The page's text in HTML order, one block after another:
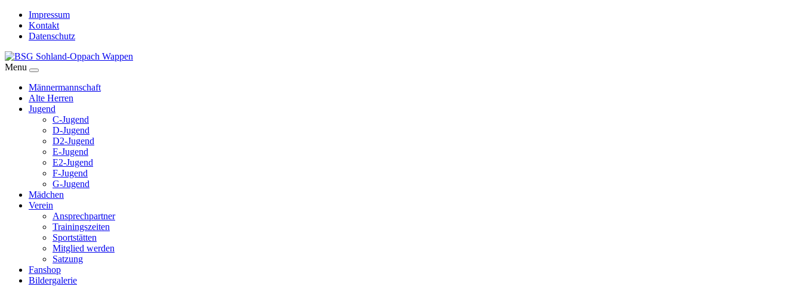
Impressum
Kontakt
Datenschutz
Menu
Männermannschaft
Alte Herren
Jugend
C-Jugend
D-Jugend
D2-Jugend
E-Jugend
E2-Jugend
F-Jugend
G-Jugend
Mädchen
Verein
Ansprechpartner
Trainingszeiten
Sportstätten
Mitglied werden
Satzung
Fanshop
Bildergalerie